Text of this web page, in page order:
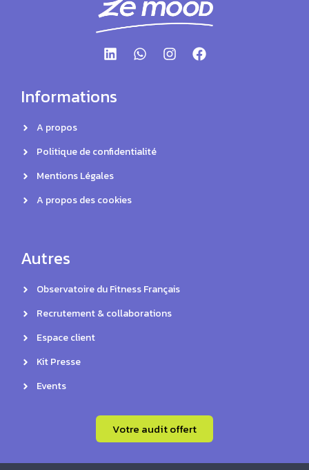
Informations
A propos
Politique de confidentialité
Mentions Légales
A propos des cookies
Autres
Observatoire du Fitness Français
Recrutement & collaborations
Espace client
Kit Presse
Events
Votre audit offert